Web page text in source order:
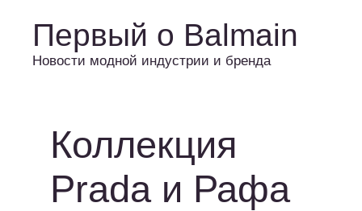
Первый о Balmain
Новости модной индустрии и бренда
Коллекция
Prada и Рафа